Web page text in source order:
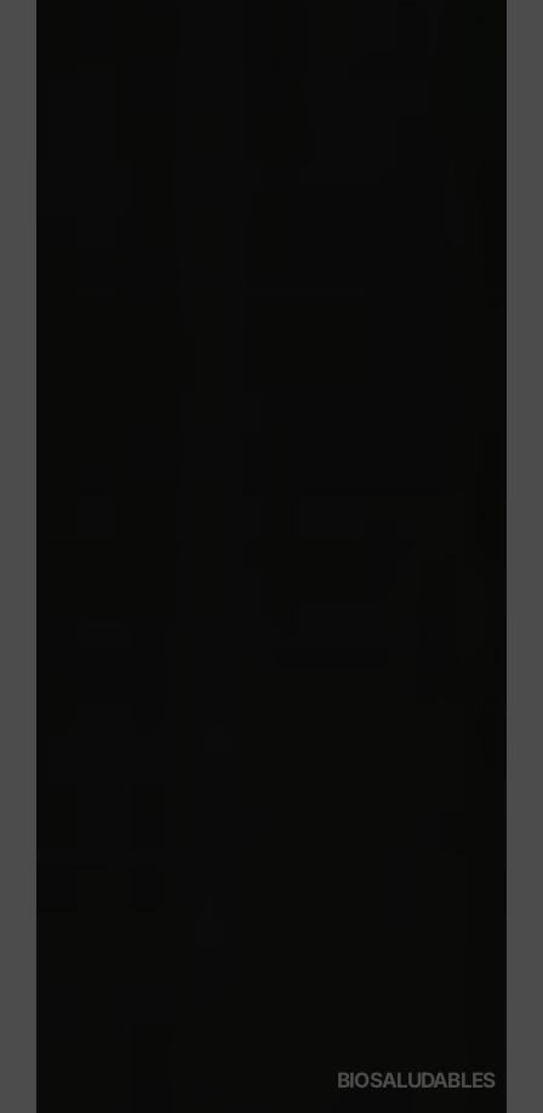
BIOSALUDABLES